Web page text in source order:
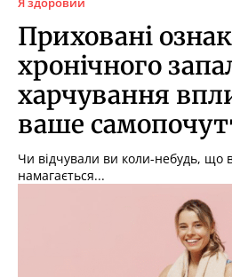
Приховані
хронічного
харчування
ваше
Чи відчували ви коли-небудь, що
намагається...